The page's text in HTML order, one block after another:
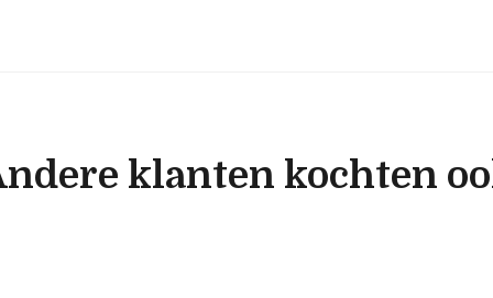
klanten kochten